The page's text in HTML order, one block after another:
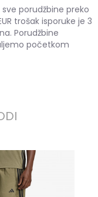
porudžbine preko
trošak isporuke je 3
Porudžbine
početkom